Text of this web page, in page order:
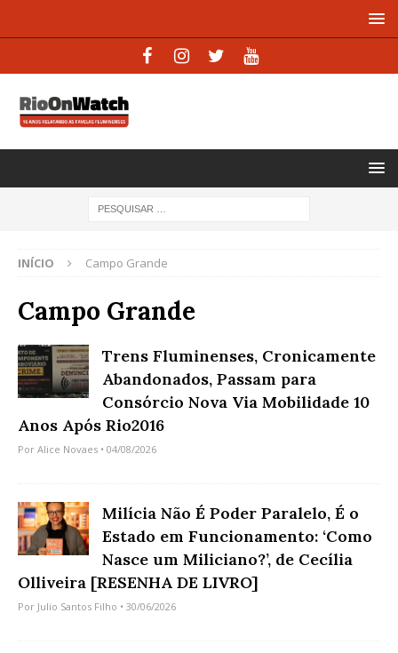
INÍCIO Campo Grande
Campo Grande
Trens Fluminenses, Cronicamente
Abandonados, Passam para
Consórcio Nova Via Mobilidade 10
Anos Após Rio2016
Por Alice Novaes • 04/08/2026
Milícia Não É Poder Paralelo, É o
Estado em Funcionamento: ‘Como
Nasce um Miliciano?’, de Cecília
Olliveira [RESENHA DE LIVRO]
Por Julio Santos Filho • 30/06/2026